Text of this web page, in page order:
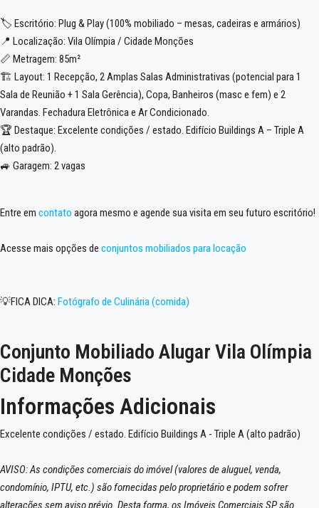
🏷️ Escritório: Plug & Play (100% mobiliado – mesas, cadeiras e armários)
📍 Localização: Vila Olímpia / Cidade Monções
📏 Metragem: 85m²
🏗️ Layout: 1 Recepção, 2 Amplas Salas Administrativas (potencial para 1
Sala de Reunião + 1 Sala Gerência), Copa, Banheiros (masc e fem) e 2
Varandas. Fechadura Eletrônica e Ar Condicionado.
🏆 Destaque: Excelente condições / estado. Edifício Buildings A – Triple A
(alto padrão).
🚙 Garagem: 2 vagas
Entre em contato agora mesmo e agende sua visita em seu futuro escritório!
Acesse mais opções de conjuntos mobiliados para locação
💡FICA DICA: Fotógrafo de Culinária (comida)
Conjunto Mobiliado Alugar Vila Olímpia
Cidade Monções
Informações Adicionais
Excelente condições / estado. Edifício Buildings A - Triple A (alto padrão)
AVISO: As condições comerciais do imóvel (valores de aluguel, venda,
condomínio, IPTU, etc.) são fornecidas pelo proprietário e podem sofrer
alterações sem aviso prévio. Desta forma, os Imóveis Comerciais SP são